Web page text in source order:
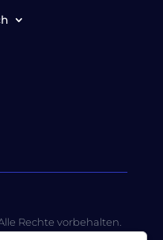
Rechte vorbehalten.